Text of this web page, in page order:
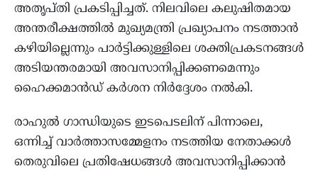
അതൃപ്തി പ്രകടിപ്പിച്ചത്. നിലവിലെ കലുഷിതമായ
അന്തരീക്ഷത്തിൽ മുഖ്യമന്ത്രി പ്രഖ്യാപനം നടത്താൻ
കഴിയില്ലെന്നും പാർട്ടിക്കുള്ളിലെ ശക്തിപ്രകടനങ്ങൾ
അടിയന്തരമായി അവസാനിപ്പിക്കണമെന്നും
ഹൈക്കമാൻഡ് കർശന നിർദ്ദേശം നൽകി.
രാഹുൽ ഗാന്ധിയുടെ ഇടപെടലിന് പിന്നാലെ,
ഒന്നിച്ച് വാർത്താസമ്മേളനം നടത്തിയ നേതാക്കൾ
തെരുവിലെ പ്രതിഷേധങ്ങൾ അവസാനിപ്പിക്കാൻ